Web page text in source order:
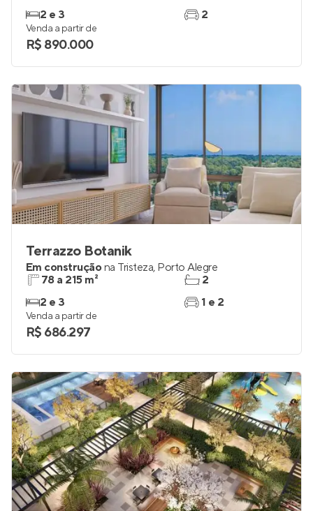
2 e 3
2
Venda a partir de
R$ 890.000
Terrazzo Botanik
Em construçãona Tristeza, Porto Alegre
78 a 215 m²
2 e 3
2
1 e 2
Venda a partir de
R$ 686.297